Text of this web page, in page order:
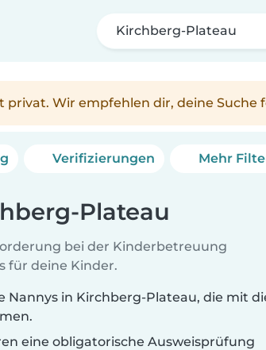
Kirchberg-Plateau
privat. Wir empfehlen dir, deine
Verifizierungen Mehr
Plateau
bei der Kinderbetreuung
für deine Kinder.
Nannys in Kirchberg-Plateau, die mit
eine obligatorische Ausweisprüfung